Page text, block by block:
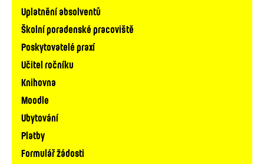
Uplatnění absolventů
Školní poradenské pracoviště
Poskytovatelé praxí
Učitel ročníku
Knihovna
Moodle
Ubytování
Platby
Formulář žádosti